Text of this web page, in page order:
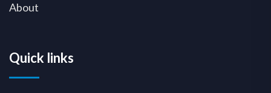
About
Quick links